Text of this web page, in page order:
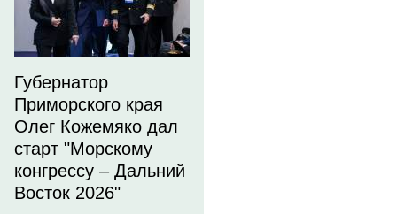
Губернатор
Приморского края
Олег Кожемяко дал
старт "Морскому
конгрессу – Дальний
Восток 2026"